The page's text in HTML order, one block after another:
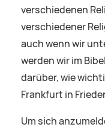
verschiedenen
verschiedener
auch wenn wir
werden wir im
darüber, wie
Frankfurt in
Um sich